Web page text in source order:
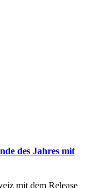
des Jahres mit
mit dem Release